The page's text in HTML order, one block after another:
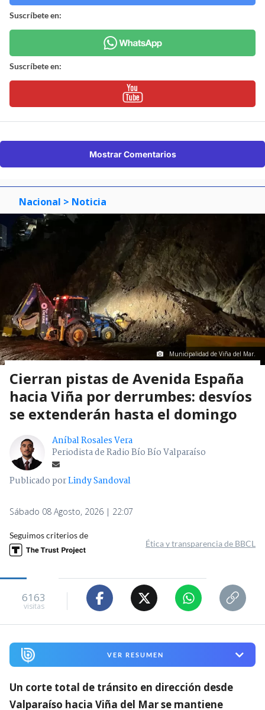
Suscríbete en:
Suscríbete en:
Mostrar Comentarios
Nacional > Noticia
Municipalidad de Viña del Mar.
Cierran pistas de Avenida España
hacia Viña por derrumbes: desvíos
se extenderán hasta el domingo
Aníbal Rosales Vera
Periodista de Radio Bío Bío Valparaíso
Publicado porLindy Sandoval
Sábado 08 Agosto, 2026 | 22:07
Seguimos criterios de
Ética y transparencia de BBCL
6163
visitas
VER RESUMEN
Un corte total de tránsito en dirección desde
Valparaíso hacia Viña del Mar se mantiene